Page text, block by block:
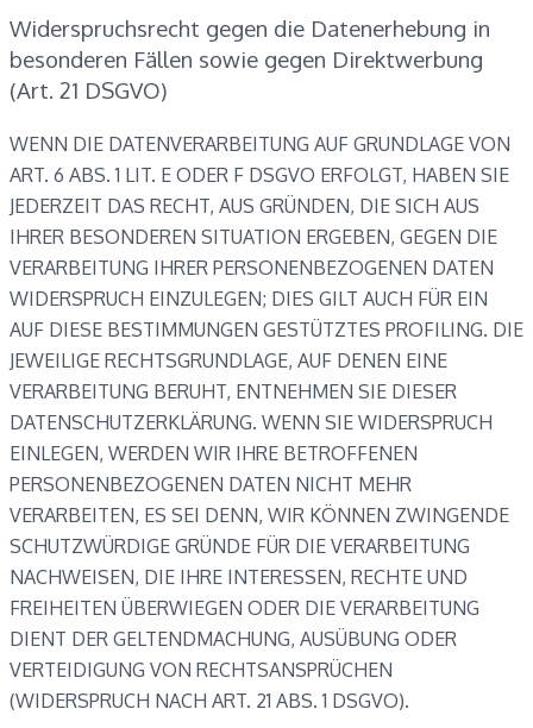
Widerspruchsrecht gegen die Datenerhebung in
besonderen Fällen sowie gegen Direktwerbung
(Art. 21 DSGVO)
WENN DIE DATENVERARBEITUNG AUF GRUNDLAGE VON
ART. 6 ABS. 1 LIT. E ODER F DSGVO ERFOLGT, HABEN SIE
JEDERZEIT DAS RECHT, AUS GRÜNDEN, DIE SICH AUS
IHRER BESONDEREN SITUATION ERGEBEN, GEGEN DIE
VERARBEITUNG IHRER PERSONENBEZOGENEN DATEN
WIDERSPRUCH EINZULEGEN; DIES GILT AUCH FÜR EIN
AUF DIESE BESTIMMUNGEN GESTÜTZTES PROFILING. DIE
JEWEILIGE RECHTSGRUNDLAGE, AUF DENEN EINE
VERARBEITUNG BERUHT, ENTNEHMEN SIE DIESER
DATENSCHUTZERKLÄRUNG. WENN SIE WIDERSPRUCH
EINLEGEN, WERDEN WIR IHRE BETROFFENEN
PERSONENBEZOGENEN DATEN NICHT MEHR
VERARBEITEN, ES SEI DENN, WIR KÖNNEN ZWINGENDE
SCHUTZWÜRDIGE GRÜNDE FÜR DIE VERARBEITUNG
NACHWEISEN, DIE IHRE INTERESSEN, RECHTE UND
FREIHEITEN ÜBERWIEGEN ODER DIE VERARBEITUNG
DIENT DER GELTENDMACHUNG, AUSÜBUNG ODER
VERTEIDIGUNG VON RECHTSANSPRÜCHEN
(WIDERSPRUCH NACH ART. 21 ABS. 1 DSGVO).